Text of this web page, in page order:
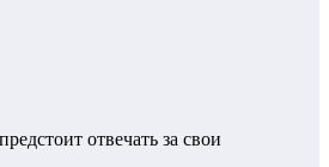
отвечать за свои